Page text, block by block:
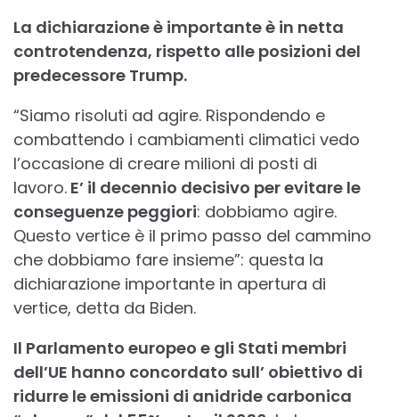
La dichiarazione è importante è in netta
controtendenza, rispetto alle posizioni del
predecessore Trump.
“Siamo risoluti ad agire. Rispondendo e
combattendo i cambiamenti climatici vedo
l’occasione di creare milioni di posti di
lavoro. E’ il decennio decisivo per evitare le
conseguenze peggiori: dobbiamo agire.
Questo vertice è il primo passo del cammino
che dobbiamo fare insieme”: questa la
dichiarazione importante in apertura di
vertice, detta da Biden.
Il Parlamento europeo e gli Stati membri
dell’UE hanno concordato sull’ obiettivo di
ridurre le emissioni di anidride carbonica